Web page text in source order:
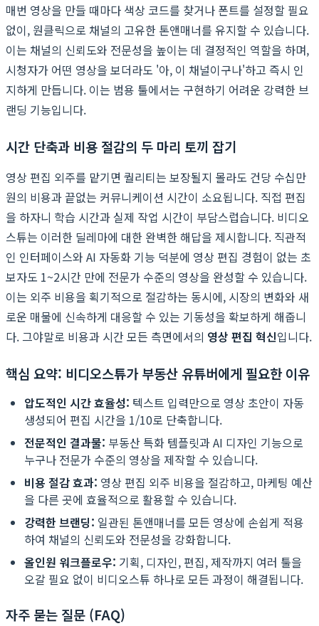
매번 영상을 만들 때마다 색상 코드를 찾거나 폰트를 설정할 필요
없이, 원클릭으로 채널의 고유한 톤앤매너를 유지할 수 있습니다.
이는 채널의 신뢰도와 전문성을 높이는 데 결정적인 역할을 하며,
시청자가 어떤 영상을 보더라도 '아, 이 채널이구나'하고 즉시 인
지하게 만듭니다. 이는 범용 툴에서는 구현하기 어려운 강력한 브
랜딩 기능입니다.
시간 단축과 비용 절감의 두 마리 토끼 잡기
영상 편집 외주를 맡기면 퀄리티는 보장될지 몰라도 건당 수십만
원의 비용과 끝없는 커뮤니케이션 시간이 소요됩니다. 직접 편집
을 하자니 학습 시간과 실제 작업 시간이 부담스럽습니다. 비디오
스튜는 이러한 딜레마에 대한 완벽한 해답을 제시합니다. 직관적
인 인터페이스와 AI 자동화 기능 덕분에 영상 편집 경험이 없는 초
보자도 1~2시간 만에 전문가 수준의 영상을 완성할 수 있습니다.
이는 외주 비용을 획기적으로 절감하는 동시에, 시장의 변화와 새
로운 매물에 신속하게 대응할 수 있는 기동성을 확보하게 해줍니
다. 그야말로 비용과 시간 모든 측면에서의 영상 편집 혁신입니다.
핵심 요약: 비디오스튜가 부동산 유튜버에게 필요한 이유
압도적인 시간 효율성: 텍스트 입력만으로 영상 초안이 자동
생성되어 편집 시간을 1/10로 단축합니다.
전문적인 결과물: 부동산 특화 템플릿과 AI 디자인 기능으로
누구나 전문가 수준의 영상을 제작할 수 있습니다.
비용 절감 효과: 영상 편집 외주 비용을 절감하고, 마케팅 예산
을 다른 곳에 효율적으로 활용할 수 있습니다.
강력한 브랜딩: 일관된 톤앤매너를 모든 영상에 손쉽게 적용
하여 채널의 신뢰도와 전문성을 강화합니다.
올인원 워크플로우: 기획, 디자인, 편집, 제작까지 여러 툴을
오갈 필요 없이 비디오스튜 하나로 모든 과정이 해결됩니다.
자주 묻는 질문 (FAQ)